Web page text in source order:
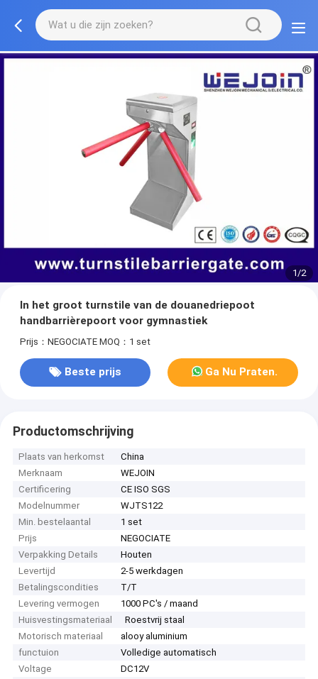
1/2
In het groot turnstile van de douanedriepoot
handbarrièrepoort voor gymnastiek
Prijs：NEGOCIATE MOQ：1 set
Beste prijs Ga Nu Praten.
Productomschrijving
Plaats van herkomst
China
Merknaam
WEJOIN
Certificering
CE ISO SGS
Modelnummer
WJTS122
Min. bestelaantal
1 set
Prijs
NEGOCIATE
Verpakking Details
Houten
Levertijd
2-5 werkdagen
Betalingscondities
T/T
Levering vermogen
1000 PC's / maand
Huisvestingsmateriaal
Roestvrij staal
Motorisch materiaal
alooy aluminium
functuion
Volledige automatisch
Voltage
DC12V